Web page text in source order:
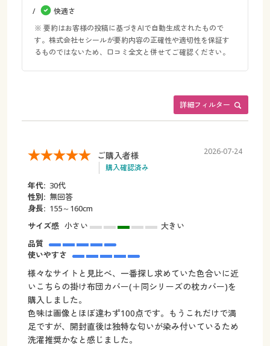
快適さ
※ 要約はお客様の投稿に基づきAIで自動生成されたもので
す。株式会社セシールが要約内容の正確性や適切性を保証す
るものではないため、口コミ全文と併せてご確認ください。
詳細フィルター
ご購入者様
購入確認済み
2026-07-24
年代: 30代
性別: 無回答
身長: 155～160cm
サイズ感 小さい
大きい
品質
使いやすさ
様々なサイトと見比べ、一番探し求めていた色合いに近
いこちらの掛け布団カバー(＋同シリーズの枕カバー)を
購入しました。
色味は画像とほぼ違わず100点です。もうこれだけで満
足ですが、開封直後は独特な匂いが染み付いているため
洗濯推奨かなと感じました。